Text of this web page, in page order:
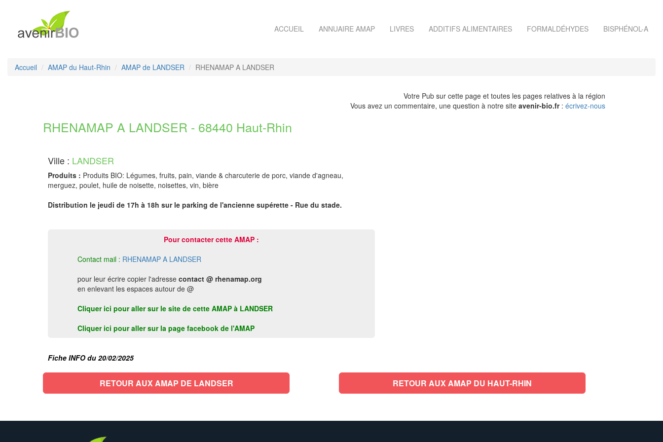
ACCUEIL ANNUAIRE AMAP LIVRES ADDITIFS ALIMENTAIRES FORMALDÉHYDES BISPHÉNOL-A
Accueil AMAP du Haut-Rhin AMAP de LANDSER RHENAMAP A LANDSER
Votre Pub sur cette page et toutes les pages relatives à la région
Vous avez un commentaire, une question à notre site avenir-bio.fr: écrivez-nous
RHENAMAP A LANDSER - 68440 Haut-Rhin
Ville : LANDSER
Produits : Produits BIO: Légumes, fruits, pain, viande & charcuterie de porc, viande d'agneau,
merguez, poulet, huile de noisette, noisettes, vin, bière
Distribution le jeudi de 17h à 18h sur le parking de l'ancienne supérette - Rue du stade.
Pour contacter cette AMAP :
Contact mail : RHENAMAP A LANDSER
pour leur écrire copier l'adresse contact @ rhenamap.org
en enlevant les espaces autour de @
Cliquer ici pour aller sur le site de cette AMAP à LANDSER
Cliquer ici pour aller sur la page facebook de l'AMAP
Fiche INFO du 20/02/2025
RETOUR AUX AMAP DE LANDSER RETOUR AUX AMAP DU HAUT-RHIN